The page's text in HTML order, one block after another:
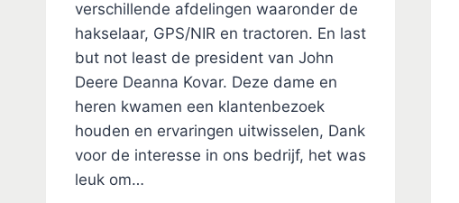
verschillende afdelingen waaronder de
hakselaar, GPS/NIR en tractoren. En last
but not least de president van John
Deere Deanna Kovar. Deze dame en
heren kwamen een klantenbezoek
houden en ervaringen uitwisselen, Dank
voor de interesse in ons bedrijf, het was
leuk om…